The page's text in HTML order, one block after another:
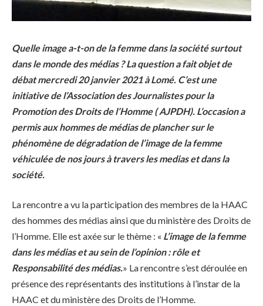
Quelle image a-t-on de la femme dans la société surtout
dans le monde des médias ? La question a fait objet de
débat mercredi 20 janvier 2021 à Lomé. C’est une
initiative de l’Association des Journalistes pour la
Promotion des Droits de l’Homme ( AJPDH). L’occasion a
permis aux hommes de médias de plancher sur le
phénomène de dégradation de l’image de la femme
véhiculée de nos jours à travers les medias et dans la
société.
La rencontre a vu la participation des membres de la HAAC
des hommes des médias ainsi que du ministère des Droits de
l’Homme. Elle est axée sur le thème : « L’image de la femme
dans les médias et au sein de l’opinion : rôle et
Responsabilité des médias.» La rencontre s’est déroulée en
présence des représentants des institutions à l’instar de la
HAAC et du ministère des Droits de l’Homme.